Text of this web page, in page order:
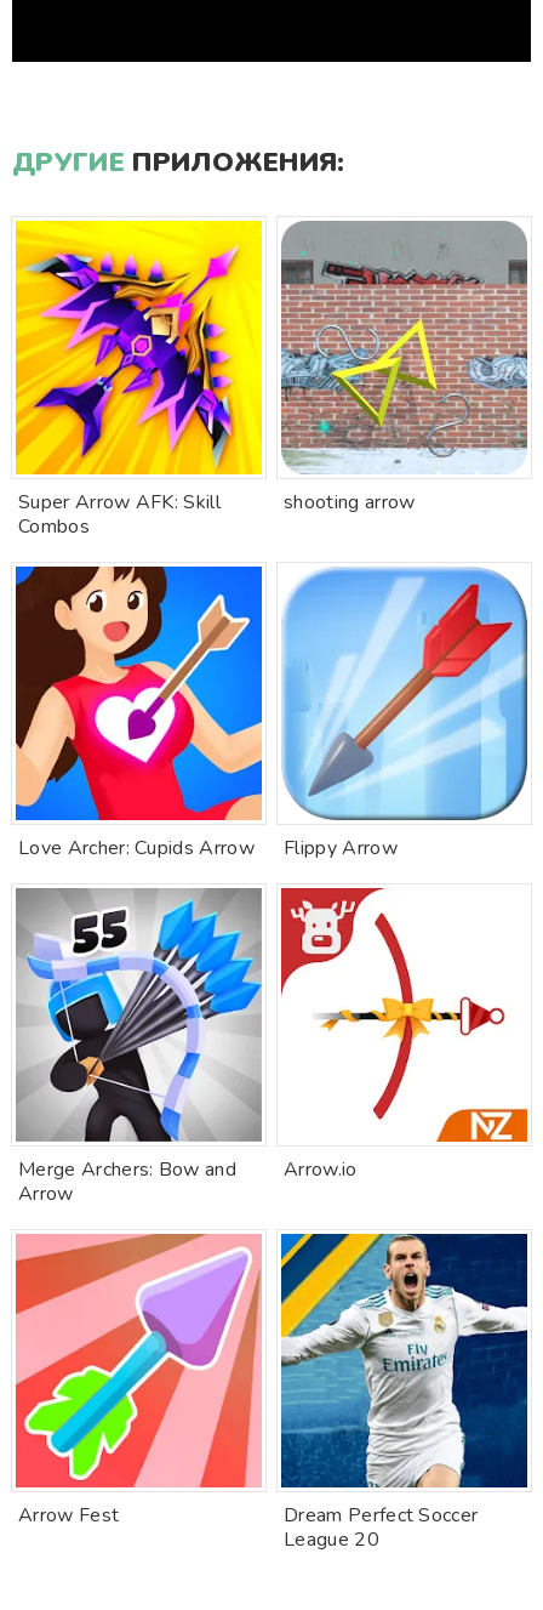
ДРУГИЕ ПРИЛОЖЕНИЯ:
Super Arrow AFK: Skill
Combos
shooting arrow
Love Archer: Cupids Arrow Flippy Arrow
Merge Archers: Bow and
Arrow
Arrow.io
Arrow Fest
Dream Perfect Soccer
League 20